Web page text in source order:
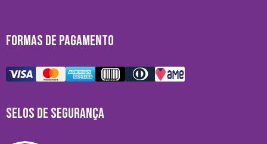
FORMAS DE PAGAMENTO
SELOS DE SEGURANÇA